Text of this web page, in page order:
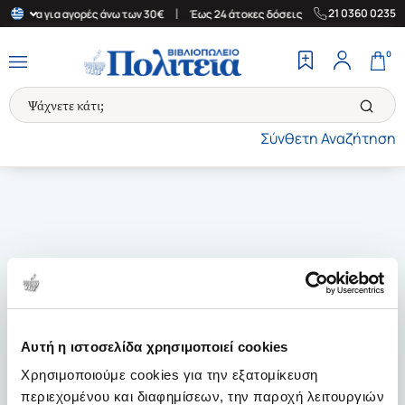
Αυτή η ιστοσελίδα χρησιμοποιεί cookies
Χρησιμοποιούμε cookies για την εξατομίκευση
περιεχομένου και διαφημίσεων, την παροχή λειτουργιών
για αγορές άνω των 30€ | Έως 24 άτοκες δόσεις | Δωρεάν
21 0360 0235
Σύνθετη Αναζήτηση
0